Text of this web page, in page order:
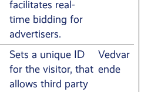
facilitates real-
time bidding for
advertisers.
Sets a unique ID
for the visitor, that
allows third party
Vedvar
ende